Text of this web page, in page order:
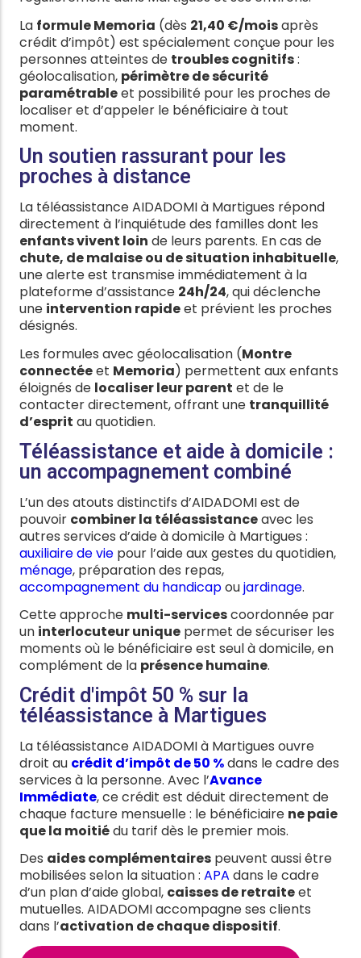
La formule Memoria (dès 21,40 €/moisaprès
crédit d’impôt) est spécialement conçue pour les
personnes atteintes de troubles cognitifs:
géolocalisation, périmètre de sécurité
paramétrableet possibilité pour les proches de
localiser et d’appeler le bénéficiaire à tout
moment.
Un soutien rassurant pour les
proches à distance
La téléassistance AIDADOMI à Martigues répond
directement à l’inquiétude des familles dont les
enfants vivent loin de leurs parents. En cas de
chute, de malaise ou de situation inhabituelle,
une alerte est transmise immédiatement à la
plateforme d’assistance 24h/24, qui déclenche
une intervention rapideet prévient les proches
désignés.
Les formules avec géolocalisation (Montre
connectéeet Memoria) permettent aux enfants
éloignés de localiser leur parent et de le
contacter directement, offrant une tranquillité
d’esprit au quotidien.
Téléassistance et aide à domicile :
un accompagnement combiné
L’un des atouts distinctifs d’AIDADOMI est de
pouvoir combiner la téléassistanceavec les
autres services d’aide à domicile à Martigues :
auxiliaire de vie pour l’aide aux gestes du quotidien,
ménage, préparation des repas,
accompagnement du handicapoujardinage.
Cette approche multi-servicescoordonnée par
un interlocuteur unique permet de sécuriser les
moments où le bénéficiaire est seul à domicile, en
complément de la présence humaine.
Crédit d'impôt 50 % sur la
téléassistance à Martigues
La téléassistance AIDADOMI à Martigues ouvre
droit au crédit d’impôt de 50 %dans le cadre des
services à la personne. Avec l’Avance
Immédiate, ce crédit est déduit directement de
chaque facture mensuelle : le bénéficiaire ne paie
que la moitiédu tarif dès le premier mois.
Des aides complémentaires peuvent aussi être
mobilisées selon la situation : APA dans le cadre
d’un plan d’aide global, caisses de retraiteet
mutuelles. AIDADOMI accompagne ses clients
dans l’activation de chaque dispositif.